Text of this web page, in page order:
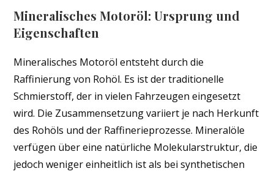
Mineralisches Motoröl: Ursprung und
Eigenschaften
Mineralisches Motoröl entsteht durch die
Raffinierung von Rohöl. Es ist der traditionelle
Schmierstoff, der in vielen Fahrzeugen eingesetzt
wird. Die Zusammensetzung variiert je nach Herkunft
des Rohöls und der Raffinerieprozesse. Mineralöle
verfügen über eine natürliche Molekularstruktur, die
jedoch weniger einheitlich ist als bei synthetischen